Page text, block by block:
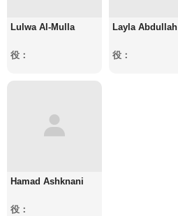
Lulwa Al-Mulla
役：
Layla Abdullah
役：
Hamad Ashknani
役：